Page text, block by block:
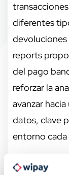
diferentes
reports
del pago
reforzar la
avanzar
datos, clave
entorno
Uno de los